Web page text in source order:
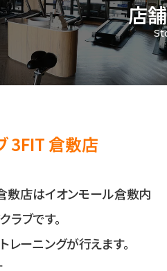
方
公式SNSアカウント
店
3FIT 倉敷店
敷店はイオンモール倉敷内
ラブです。
ーニングが行えます。